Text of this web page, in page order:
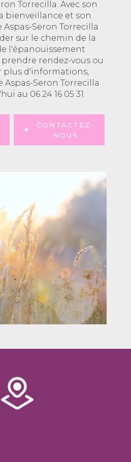
Torrecilla. Avec son
bienveillance et son
Aspas-Seron Torrecilla
sur le chemin de la
l'épanouissement
rendez-vous ou
plus d'informations,
Aspas-Seron Torrecilla
au 06 24 16 05 31.
CONTACTEZ-
NOUS